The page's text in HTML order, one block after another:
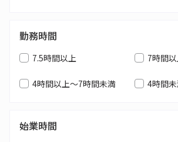
勤務時間
7.5時間以上 7時間
4時間以上～7時間未満 4時間
始業時間